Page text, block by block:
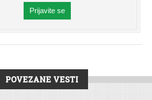
Prijavite se
POVEZANE VESTI